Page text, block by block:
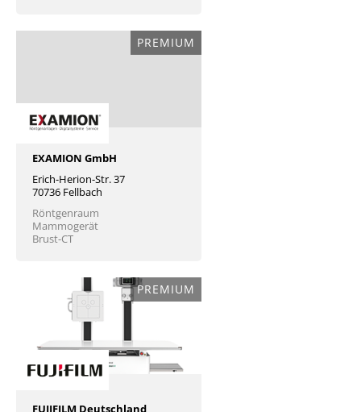
PREMIUM
EXAMION GmbH
Erich-Herion-Str. 37
70736 Fellbach
Röntgenraum
Mammogerät
Brust-CT
PREMIUM
FUJIFILM Deutschland